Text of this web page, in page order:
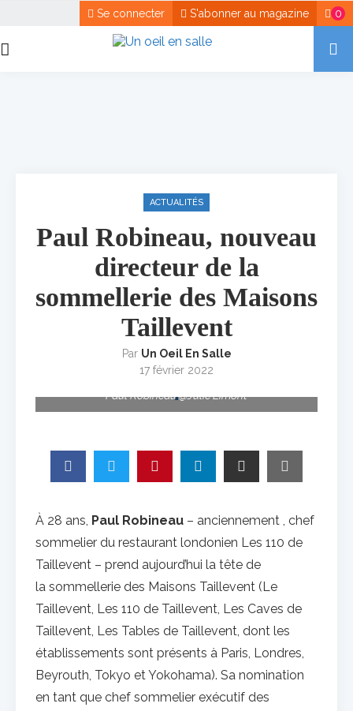
0
S'abonner au magazine
Se connecter
ACTUALITÉS
Paul Robineau, nouveau
directeur de la
sommellerie des Maisons
Taillevent
Par Un Oeil En Salle
17 février 2022
Paul Robineau @Julie Limont
À 28 ans, Paul Robineau – anciennement , chef
sommelier du restaurant londonien Les 110 de
Taillevent – prend aujourd’hui la tête de
la sommellerie des Maisons Taillevent (Le
Taillevent, Les 110 de Taillevent, Les Caves de
Taillevent, Les Tables de Taillevent, dont les
établissements sont présents à Paris, Londres,
Beyrouth, Tokyo et Yokohama). Sa nomination
en tant que chef sommelier exécutif des